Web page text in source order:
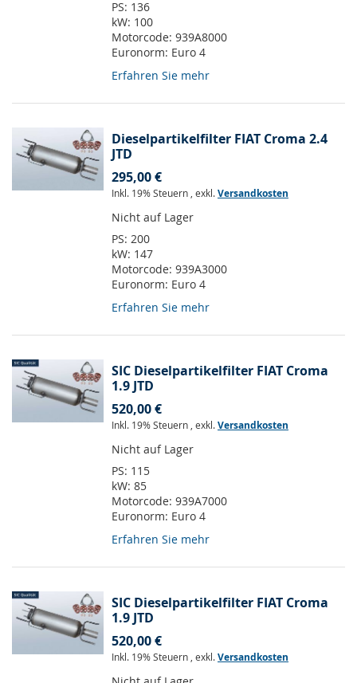
PS: 136
kW: 100
Motorcode: 939A8000
Euronorm: Euro 4
Erfahren Sie mehr
Dieselpartikelfilter FIAT Croma 2.4
JTD
295,00 €
Inkl. 19% Steuern , exkl.Versandkosten
Nicht auf Lager
PS: 200
kW: 147
Motorcode: 939A3000
Euronorm: Euro 4
Erfahren Sie mehr
SIC Dieselpartikelfilter FIAT Croma
1.9 JTD
520,00 €
Inkl. 19% Steuern , exkl.Versandkosten
Nicht auf Lager
PS: 115
kW: 85
Motorcode: 939A7000
Euronorm: Euro 4
Erfahren Sie mehr
SIC Dieselpartikelfilter FIAT Croma
1.9 JTD
520,00 €
Inkl. 19% Steuern , exkl.Versandkosten